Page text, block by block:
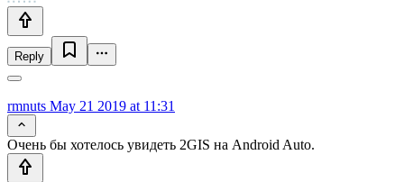
Reply
rmnuts May 21 2019 at 11:31
Очень бы хотелось увидеть 2GIS на Android Auto.